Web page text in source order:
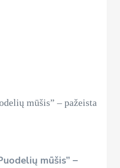
mūšis” – pažeista
mūšis” –